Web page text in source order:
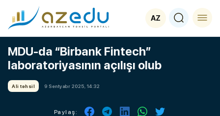
AZ
MDU-da “Birbank Fintech”
laboratoriyasının açılışı olub
Ali təhsil 9 Sentyabr 2025, 14:32
Paylaş: